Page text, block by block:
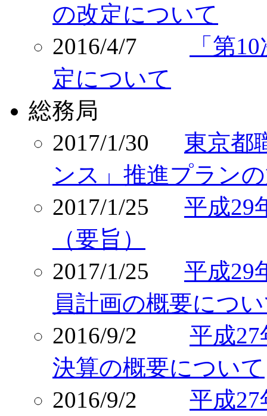
の改定について
2016/4/7
「第
定について
総務局
2017/1/30 東京都
ンス」推進プラン
2017/1/25 平成29
（要旨）
2017/1/25 平成29
員計画の概要につ
2016/9/2 平成
決算の概要について
2016/9/2 平成